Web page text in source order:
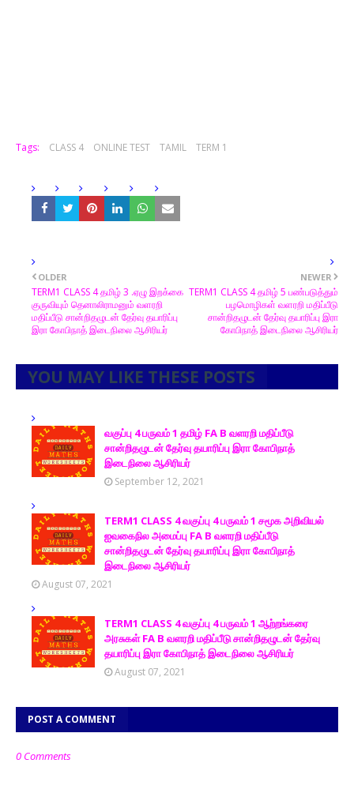
Tags: CLASS 4 ONLINE TEST TAMIL TERM 1
NEWER
TERM1 CLASS 4 தமிழ் 5 பண்படுத்தும்
பழமொழிகள் வளரறி மதிப்பீடு
சான்றிதழுடன் தேர்வு தயாரிப்பு இரா
கோபிநாத் இடைநிலை ஆசிரியர்
OLDER
TERM1 CLASS 4 தமிழ் 3 .ஏழு இறக்கை
குருவியும் தெனாலிராமனும் வளரறி
மதிப்பீடு சான்றிதழுடன் தேர்வு தயாரிப்பு
இரா கோபிநாத் இடைநிலை ஆசிரியர்
YOU MAY LIKE THESE POSTS
வகுப்பு 4 பருவம் 1 தமிழ் FA B வளரறி மதிப்பீடு
சான்றிதழுடன் தேர்வு தயாரிப்பு இரா கோபிநாத்
இடைநிலை ஆசிரியர்
September 12, 2021
TERM1 CLASS 4 வகுப்பு 4 பருவம் 1 சமூக அறிவியல்
ஐவகைநில அமைப்பு FA B வளரறி மதிப்பீடு
சான்றிதழுடன் தேர்வு தயாரிப்பு இரா கோபிநாத்
இடைநிலை ஆசிரியர்
August 07, 2021
TERM1 CLASS 4 வகுப்பு 4 பருவம் 1 ஆற்றங்கரை
அரசுகள் FA B வளரறி மதிப்பீடு சான்றிதழுடன் தேர்வு
தயாரிப்பு இரா கோபிநாத் இடைநிலை ஆசிரியர்
August 07, 2021
POST A COMMENT
0 Comments